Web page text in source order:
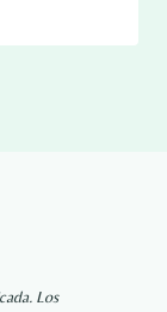
Los